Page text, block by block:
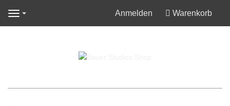
Navigation Anmelden Warenkorb